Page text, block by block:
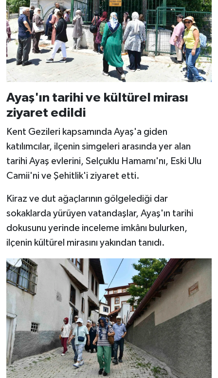
Ayaş'ın tarihi ve kültürel mirası
ziyaret edildi
Kent Gezileri kapsamında Ayaş'a giden
katılımcılar, ilçenin simgeleri arasında yer alan
tarihi Ayaş evlerini, Selçuklu Hamamı'nı, Eski Ulu
Camii'ni ve Şehitlik'i ziyaret etti.
Kiraz ve dut ağaçlarının gölgelediği dar
sokaklarda yürüyen vatandaşlar, Ayaş'ın tarihi
dokusunu yerinde inceleme imkânı bulurken,
ilçenin kültürel mirasını yakından tanıdı.